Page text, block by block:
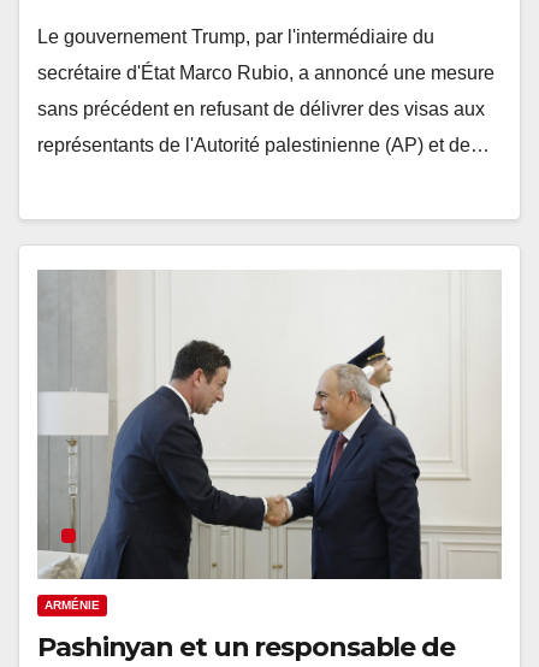
Le gouvernement Trump, par l'intermédiaire du
secrétaire d'État Marco Rubio, a annoncé une mesure
sans précédent en refusant de délivrer des visas aux
représentants de l'Autorité palestinienne (AP) et de…
ARMÉNIE
Pashinyan et un responsable de